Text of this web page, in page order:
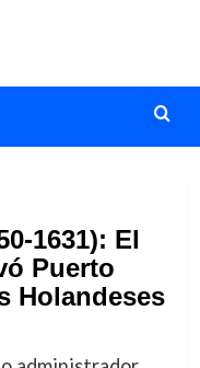
1631): El
Puerto
Holandeses